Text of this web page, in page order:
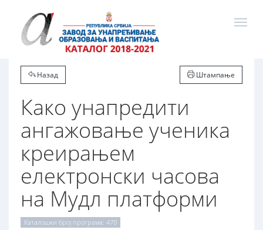
Назад Штампање
Како унапредити
ангажовање ученика
креирањем
електронски часова
на Мудл платформи
Каталошки број програма: 470